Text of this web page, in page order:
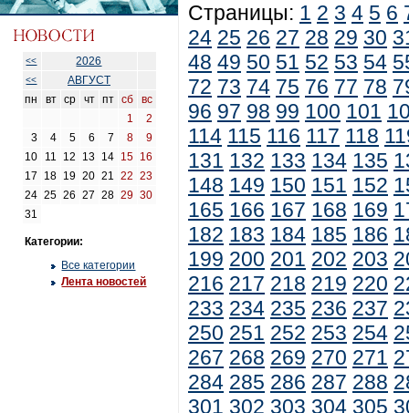
<< 2026
<<
АВГУСТ
пн
вт ср чт пт сб
вс
1
2
3
4 5 6 7 8
9
10
11 12 13 14 15 16
17
18 19 20 21 22
23
24 25 26 27 28 29 30
31
Категории:
Все категории
Лента новостей
Страницы: 1 2 3 4 5 6
24 25 26 27 28 29 30
48 49 50 51 52 53 54
72 73 74 75 76 77 78
96 97 98 99 100 101
114 115 116 117 118
131 132 133 134 135
148 149 150 151 152
165 166 167 168 169
182 183 184 185 186
199 200 201 202 203
216 217 218 219 220
233 234 235 236 237
250 251 252 253 254
267 268 269 270 271
284 285 286 287 288
301 302 303 304 305